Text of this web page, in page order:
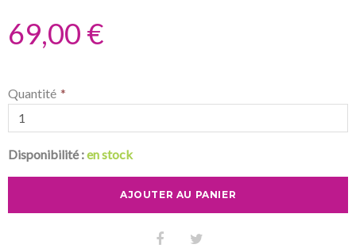
69,00 €
Quantité
Disponibilité :en stock
AJOUTER AU PANIER